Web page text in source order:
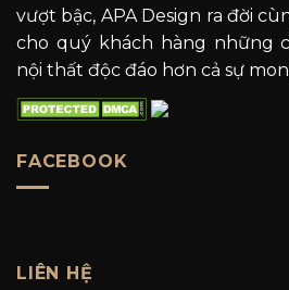
vượt bậc, APA Design ra đời
cho quý khách hàng những
nội thất độc đáo hơn cả sự
FACEBOOK
LIÊN HỆ